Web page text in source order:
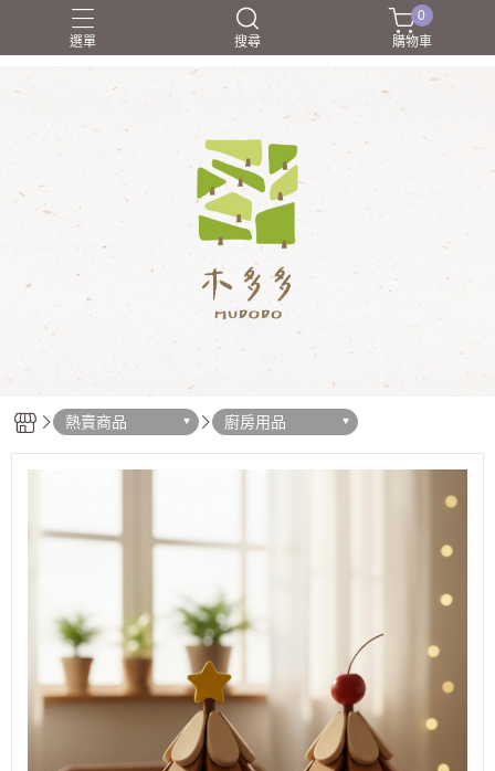
選單 搜尋
合作廠商介紹 職人介紹 送朋友
0
購物車
熱賣商品 廚房用品